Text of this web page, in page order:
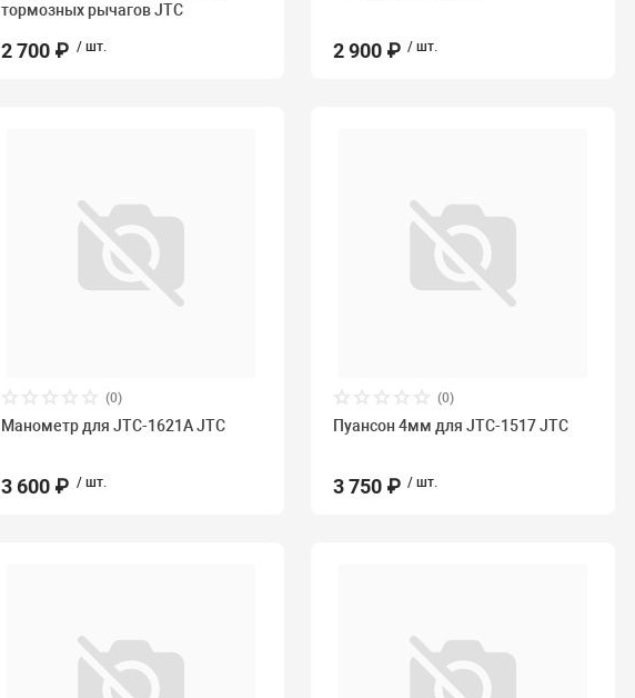
тормозных рычагов JTC
2 700 ₽ / шт. 2 900 ₽ / шт.
(0)
Манометр для JTC-1621A JTC
3 600 ₽ / шт.
(0)
Пуансон 4мм для JTC-1517 JTC
3 750 ₽ / шт.